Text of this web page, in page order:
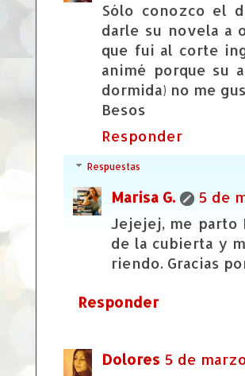
Sólo conozco el
darle su novela a
que fui al corte
animé porque su
dormida) no me
Besos
Responder
Respuestas
Marisa G.
5 de
Jejejej, me parto
de la cubierta y
riendo. Gracias
Responder
Dolores 5 de